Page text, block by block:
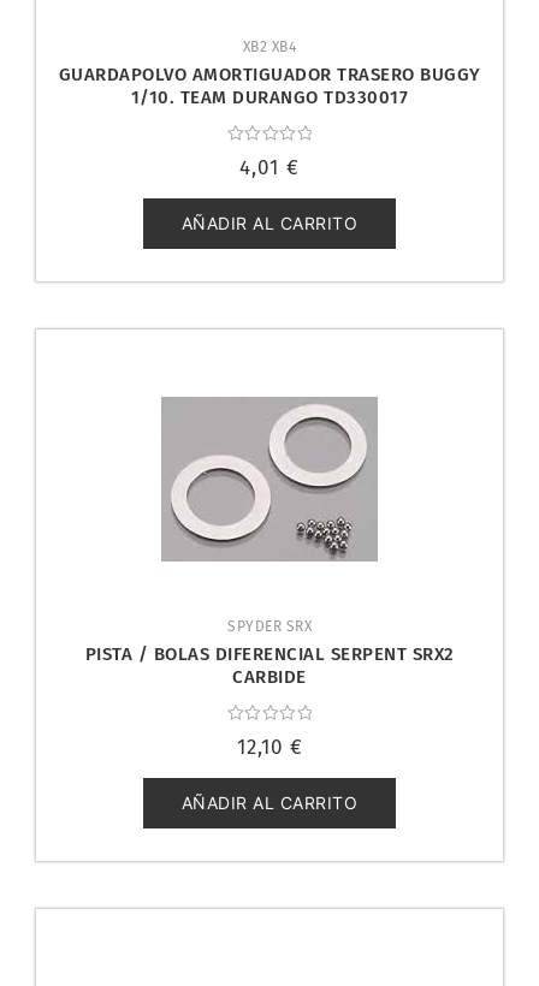
XB2 XB4
GUARDAPOLVO AMORTIGUADOR TRASERO BUGGY
1/10. TEAM DURANGO TD330017
con
de
5
4,01 €
AÑADIR AL CARRITO
SPYDER SRX
PISTA / BOLAS DIFERENCIAL SERPENT SRX2
CARBIDE
con
de
5
12,10 €
AÑADIR AL CARRITO